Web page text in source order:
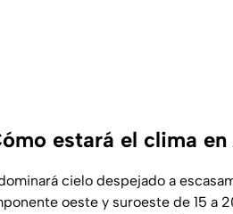
estará el clima
cielo despejado a
oeste y suroeste de 15 a